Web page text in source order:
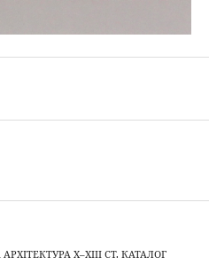
Х–ХІІІ СТ. КАТАЛОГ